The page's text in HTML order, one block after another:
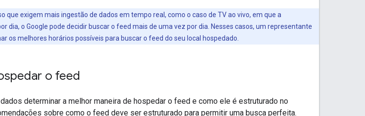
que exigem mais ingestão de dados em tempo real, como o caso de TV ao vivo, em que a
dia, o Google pode decidir buscar o feed mais de uma vez por dia. Nesses casos, um representante
os melhores horários possíveis para buscar o feed do seu local hospedado.
o feed
determinar a melhor maneira de hospedar o feed e como ele é estruturado no
sobre como o feed deve ser estruturado para permitir uma busca perfeita.